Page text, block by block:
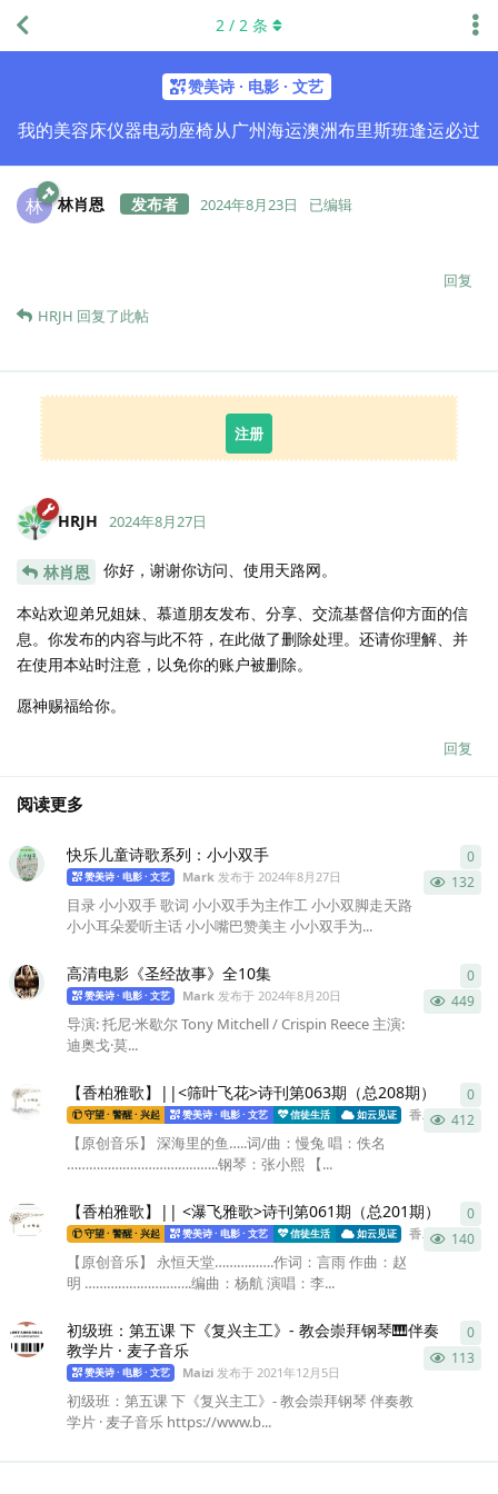
赞美诗 · 电影 · 文艺
我的美容床仪器电动座椅从广州海运澳洲布里斯班逢运必过
2 / 2 条
林 林肖恩 2024年8月23日 已编辑
回复
HRJH 回复了此帖
注册
HRJH 2024年8月27日
林肖恩 你好，谢谢你访问、使用天路网。
本站欢迎弟兄姐妹、慕道朋友发布、分享、交流基督信仰方面的信
息。你发布的内容与此不符，在此做了删除处理。还请你理解、并
在使用本站时注意，以免你的账户被删除。
愿神赐福给你。
回复
阅读更多
快乐儿童诗歌系列：小小双手
赞美诗 · 电影 · 文艺 Mark 发布于 2024年8月27日 132
目录 小小双手 歌词 小小双手为主作工 小小双脚走天路
小小耳朵爱听主话 小小嘴巴赞美主 小小双手为...
0
高清电影《圣经故事》全10集
赞美诗 · 电影 · 文艺 Mark 发布于 2024年8月20日 449
导演: 托尼·米歇尔 Tony Mitchell / Crispin Reece 主演:
迪奥戈·莫...
0
【香柏雅歌】||<筛叶飞花>诗刊第063期（总208期）
守望 · 警醒 · 兴起 赞美诗 · 电影 · 文艺 信徒生活 如云见证 香柏雅歌 发布
412
【原创音乐】 深海里的鱼…..词/曲：慢兔 唱：佚名
…………………………………..钢琴：张小熙 【...
0
【香柏雅歌】|| <瀑飞雅歌>诗刊第061期（总201期）
守望 · 警醒 · 兴起 赞美诗 · 电影 · 文艺 信徒生活 如云见证 香柏雅歌 发布
140
【原创音乐】 永恒天堂…………….作词：言雨 作曲：赵
明 ………………………..编曲：杨航 演唱：李...
0
初级班：第五课 下《复兴主工》- 教会崇拜钢琴🎹伴奏
教学片 · 麦子音乐
赞美诗 · 电影 · 文艺 Maizi 发布于 2021年12月5日
113
初级班：第五课 下《复兴主工》- 教会崇拜钢琴 伴奏教
学片 · 麦子音乐 https://www.b...
0